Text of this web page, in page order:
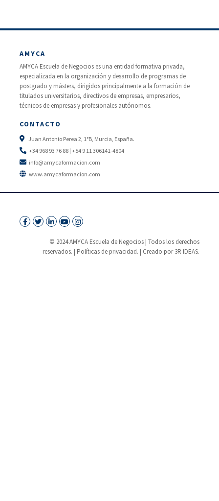
AMYCA
AMYCA Escuela de Negocios es una entidad formativa privada,
especializada en la organización y desarrollo de programas de
postgrado y másters, dirigidos principalmente a la formación de
titulados universitarios, directivos de empresas, empresarios,
técnicos de empresas y profesionales autónomos.
CONTACTO
Juan Antonio Perea 2, 1°B, Murcia, España.
+34 968 93 76 88 | +54 9 11 306141-4804
info@amycaformacion.com
www.amycaformacion.com
© 2024 AMYCA Escuela de Negocios | Todos los derechos
reservados. | Políticas de privacidad. | Creado por 3R IDEAS.